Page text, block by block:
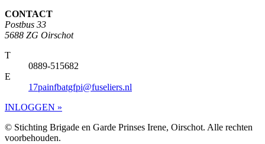
CONTACT
Postbus 33
5688 ZG Oirschot
T
0889-515682
E
17painfbatgfpi@fuseliers.nl
INLOGGEN »
© Stichting Brigade en Garde Prinses Irene, Oirschot. Alle rechten
voorbehouden.